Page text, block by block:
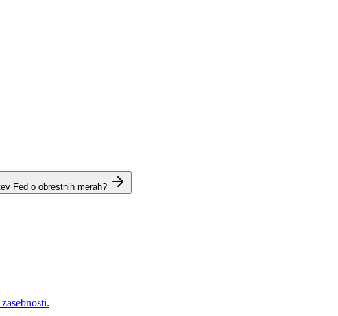
Fed o obrestnih merah?